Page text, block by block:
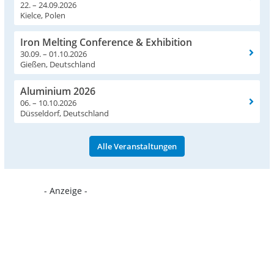
22. – 24.09.2026
Kielce, Polen
Iron Melting Conference & Exhibition
30.09. – 01.10.2026
Gießen, Deutschland
Aluminium 2026
06. – 10.10.2026
Düsseldorf, Deutschland
Alle Veranstaltungen
- Anzeige -